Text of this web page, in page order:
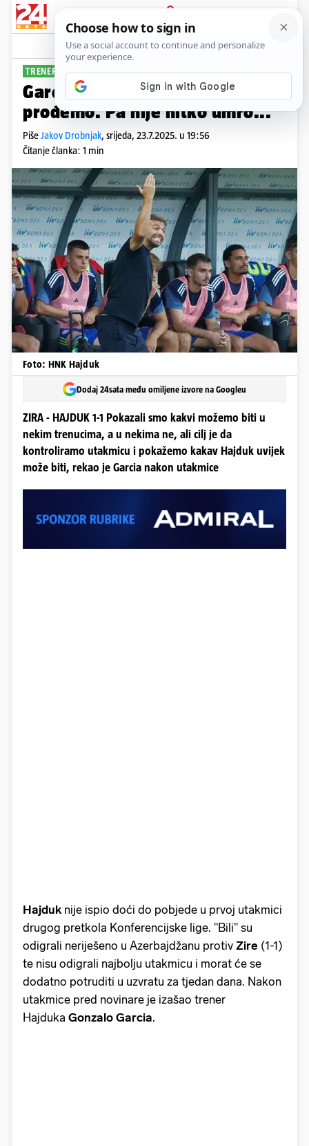
PRIJAVA
Sport Komentari
TRENER HAJDUKA ISPALIO
Garcia: Nije tragedija ako ne
prođemo. Pa nije nitko umro...
PišeJakov Drobnjak, srijeda, 23.7.2025. u 19:56
Čitanje članka: 1 min
Foto: HNK Hajduk
Dodaj 24sata među omiljene izvore na Googleu
ZIRA - HAJDUK 1-1 Pokazali smo kakvi možemo biti u
nekim trenucima, a u nekima ne, ali cilj je da
kontroliramo utakmicu i pokažemo kakav Hajduk uvijek
može biti, rekao je Garcia nakon utakmice
Hajduk nije ispio doći do pobjede u prvoj utakmici
drugog pretkola Konferencijske lige. "Bili" su
odigrali neriješeno u Azerbajdžanu protiv Zire (1-1)
te nisu odigrali najbolju utakmicu i morat će se
dodatno potruditi u uzvratu za tjedan dana. Nakon
utakmice pred novinare je izašao trener
Hajduka Gonzalo Garcia.